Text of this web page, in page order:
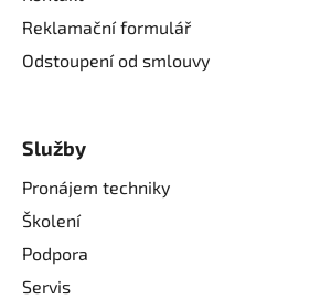
Reklamační formulář
Odstoupení od smlouvy
Služby
Pronájem techniky
Školení
Podpora
Servis